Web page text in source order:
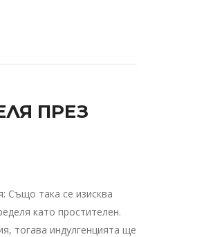
ПРЕЗ
Също така се изисква
като простителен.
тогава индулгенцията ще